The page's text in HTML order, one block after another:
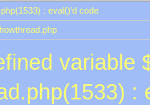
: eval()'d code
variable
: